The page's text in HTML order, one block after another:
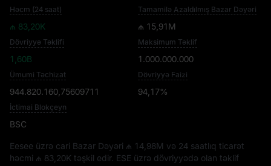
Həcm (24 saat)
₼ 83,20K
Tamamilə Azaldılmış Bazar Dəyəri
₼ 15,91M
Dövriyyə Təklifi
1,60B
Maksimum Təklif
1.000.000.000
Ümumi Təchizat
944.820.160,75609711
Dövriyyə Faizi
94,17%
İctimai Blokçeyn
BSC
Eesee üzrə cari Bazar Dəyəri ₼ 14,98M və 24 saatlıq ticarət
həcmi ₼ 83,20K təşkil edir. ESE üzrə dövriyyədə olan təklif